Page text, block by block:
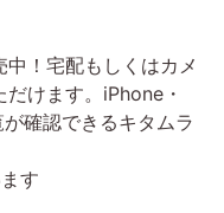
！宅配もしくはカメ
けます。iPhone・
確認できるキタムラ
す